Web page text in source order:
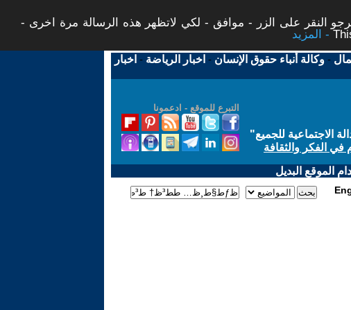
النقر على الزر - موافق - لكي لاتظهر هذه الرسالة مرة اخرى -
-وكالة أنباء حقوق الإنسان - اخبار الرياضة - اخبار
التبرع للموقع - ادعمونا
الاجتماعية للجميع"
في الفكر والثقافة
الموقع البديل